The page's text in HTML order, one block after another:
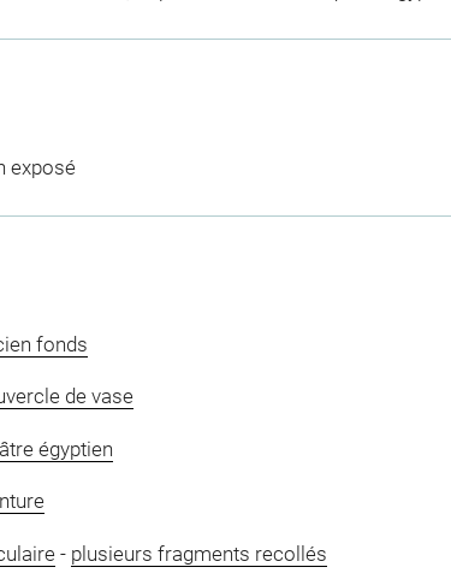
exposé
fonds
de vase
égyptien
- plusieurs fragments recollés